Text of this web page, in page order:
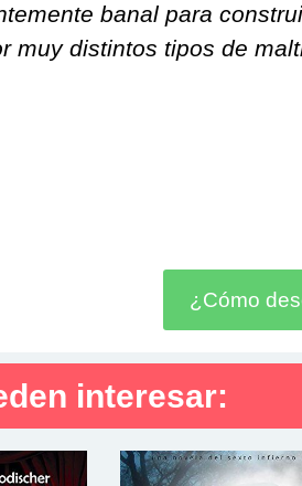
banal para
muy distintos tipos de
¿Cómo
interesar: